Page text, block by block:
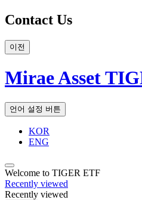
Contact Us
이전
Mirae Asset
언어 설정 버튼
KOR
ENG
Welcome to TIGER ETF
Recently viewed
Recently viewed